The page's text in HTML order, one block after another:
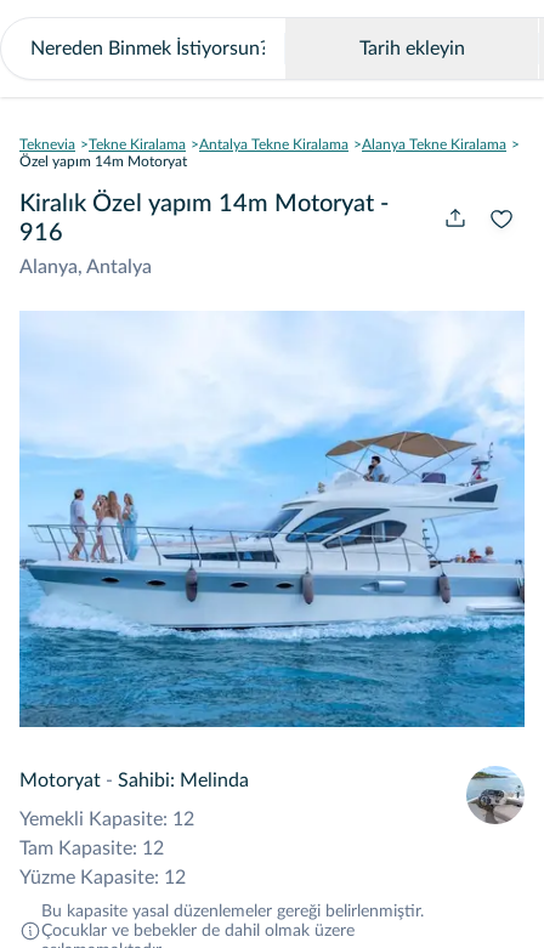
Tarih ekleyin
Teknevia Tekne Kiralama Antalya Tekne Kiralama
Alanya Tekne Kiralama
Özel yapım 14m Motoryat
Kiralık Özel yapım 14m Motoryat -
916
Alanya, Antalya
Motoryat - Sahibi: Melinda
Yemekli Kapasite: 12
Tam Kapasite: 12
Yüzme Kapasite: 12
Bu kapasite yasal düzenlemeler gereği belirlenmiştir.
Çocuklar ve bebekler de dahil olmak üzere